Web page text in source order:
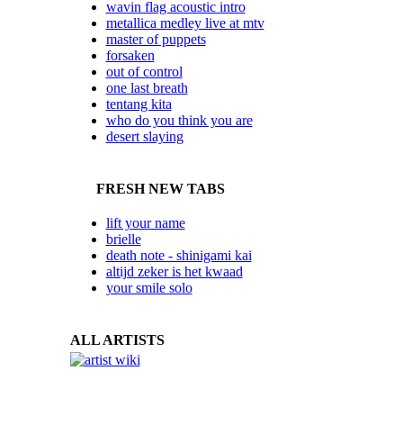
wavin flag acoustic intro
metallica medley live at mtv
master of puppets
forsaken
out of control
one last breath
tentang kita
who do you think you are
desert slaying
FRESH NEW TABS
lift your name
brielle
death note - shinigami kai
altijd zeker is het kwaad
your smile solo
ALL ARTISTS